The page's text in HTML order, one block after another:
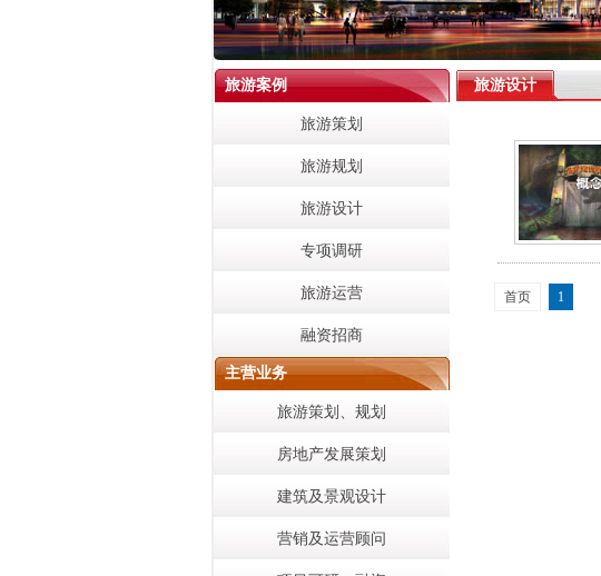
旅游案例
旅游策划
旅游规划
旅游设计
专项调研
旅游运营
融资招商
主营业务
旅游策划、规划
房地产发展策划
建筑及景观设计
营销及运营顾问
旅游设计
首页 1